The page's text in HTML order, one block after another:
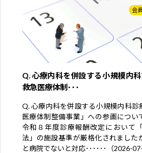
会
Q. 心療内科を併設する小規模内
救急医療体制･･･
Q. 心療内科を併設する小規模内科診
医療体制整備事業」への参画につい
令和８年度診療報酬改定において
法」の施設基準が厳格化されました
と病院でないと対応･･････（2026-07-